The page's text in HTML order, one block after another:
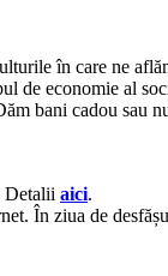
în care ne
de economie al
bani cadou sau
Detalii aici.
În ziua de